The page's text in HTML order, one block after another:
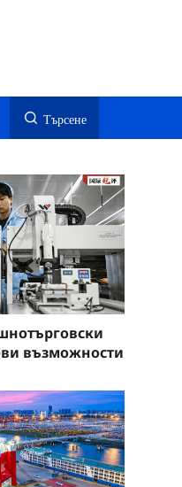
Търсене
възможности